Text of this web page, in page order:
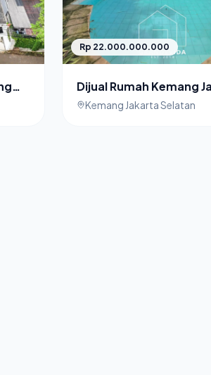
Rp 22.000.000.000
Dijual Rumah Kemang
Selatan Private
Kemang Jakarta Selatan